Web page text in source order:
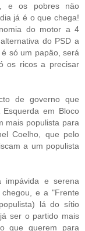
e os pobres näo
já é o que chega!
do motor a 4
do PSD a
só um papäo, será
os ricos a precisar
de governo que
em Bloco
mais populista para
Coelho, que pelo
a um populista
impávida e serena
e a "Frente
lá do sítio
ser o partido mais
que querem para